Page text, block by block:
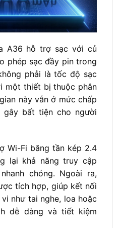
A36 hỗ trợ sạc với củ
phép sạc đầy pin trong
phải là tốc độ sạc
một thiết bị thuộc phân
này vẫn ở mức chấp
gây bất tiện cho người
Wi-Fi băng tần kép 2.4
lại khả năng truy cập
chóng. Ngoài ra,
tích hợp, giúp kết nối
như tai nghe, loa hoặc
dễ dàng và tiết kiệm